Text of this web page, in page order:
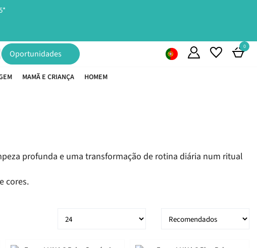
Oportunidades
0
MAMÃ E CRIANÇA HOMEM
profunda e uma transformação de rotina diária num ritual
cores.